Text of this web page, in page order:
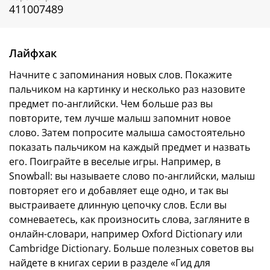
1-я ступень:
Английский алфавит», «Numbers. Цифры», «Colors.
двух языках сразу и по которым мама сможет
не очень хорошо знает английский язык сама.
2-я ступень : 3 лексико-грамматических книжки,
играя с которыми малыш научится строить свои
первые предложения на английском, используя
самые частые глаголы и предлоги («Animals.
Животные», «Things that go. Транспорт», «Food.
Еда»); в конце каждой книги подробный гид для
родителей.
3-я ступень:4 книги с лучшими лексическими
играми («найди и покажи», бродилками, поиском
предметов и другими) и самыми важными
коммуникативными ситуациями («Body. Части тела»,
«Opposites. Противоположности», «Jobs.
Профессии», «Seasons. Времена года»).
411007489
Лайфхак
Начните с запоминания новых слов. Покажите
пальчиком на картинку и несколько раз назовите
предмет по-английски. Чем больше раз вы
повторите, тем лучше малыш запомнит новое
слово. Затем попросите малыша самостоятельно
показать пальчиком на каждый предмет и назвать
его. Поиграйте в веселые игры. Например, в
Snowball: вы называете слово по-английски, малыш
повторяет его и добавляет еще одно, и так вы
выстраиваете длинную цепочку слов. Если вы
сомневаетесь, как произносить слова, загляните в
онлайн-словари, например Oxford Dictionary или
Cambridge Dictionary. Больше полезных советов вы
найдете в книгах серии в разделе «Гид для